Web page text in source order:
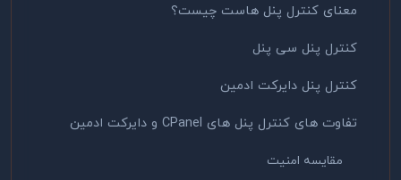
معنای کنترل پنل هاست چیست؟
کنترل پنل سی پنل
کنترل پنل دایرکت ادمین
تفاوت های کنترل پنل های CPanel و دایرکت ادمین
مقایسه امنیت